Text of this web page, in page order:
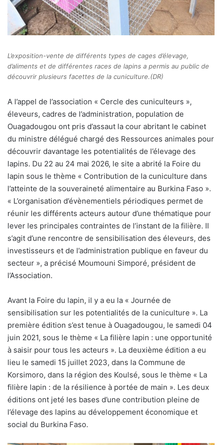
L’exposition-vente de différents types de cages d’élevage,
d’aliments et de différentes races de lapins a permis au public de
découvrir plusieurs facettes de la cuniculture.(DR)
A l’appel de l’association « Cercle des cuniculteurs »,
éleveurs, cadres de l’administration, population de
Ouagadougou ont pris d’assaut la cour abritant le cabinet
du ministre délégué chargé des Ressources animales pour
découvrir davantage les potentialités de l’élevage des
lapins. Du 22 au 24 mai 2026, le site a abrité la Foire du
lapin sous le thème « Contribution de la cuniculture dans
l’atteinte de la souveraineté alimentaire au Burkina Faso ».
« L’organisation d’évènementiels périodiques permet de
réunir les différents acteurs autour d’une thématique pour
lever les principales contraintes de l’instant de la filière. Il
s’agit d’une rencontre de sensibilisation des éleveurs, des
investisseurs et de l’administration publique en faveur du
secteur », a précisé Moumouni Simporé, président de
l’Association.
Avant la Foire du lapin, il y a eu la « Journée de
sensibilisation sur les potentialités de la cuniculture ». La
première édition s’est tenue à Ouagadougou, le samedi 04
juin 2021, sous le thème « La filière lapin : une opportunité
à saisir pour tous les acteurs ». La deuxième édition a eu
lieu le samedi 15 juillet 2023, dans la Commune de
Korsimoro, dans la région des Koulsé, sous le thème « La
filière lapin : de la résilience à portée de main ». Les deux
éditions ont jeté les bases d’une contribution pleine de
l’élevage des lapins au développement économique et
social du Burkina Faso.